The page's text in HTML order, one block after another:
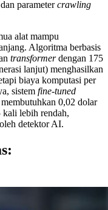
parametercrawling
alat mampu
Algoritma berbasis
transformerdengan 175
lanjut) menghasilkan
biaya komputasi per
sistem fine-tuned
0,02 dolar
kali lebih rendah,
detektor AI.